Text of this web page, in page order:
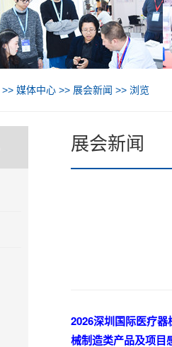
>> 媒体中心 >> 展会新闻 >> 浏览
展会新闻
2026深圳国际医疗
械制造类产品及项目